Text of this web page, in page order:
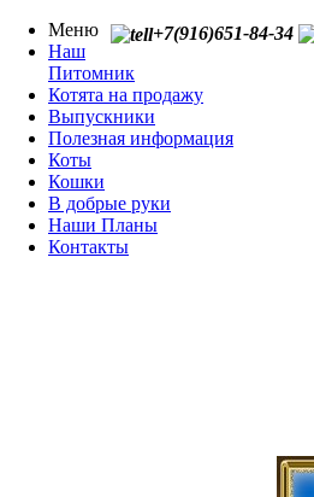
+7(916)651-84-34
Меню
Наш
Питомник
Котята на продажу
Выпускники
Полезная информация
Коты
Кошки
В добрые руки
Наши Планы
Контакты